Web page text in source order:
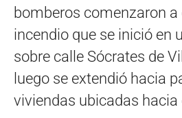
bomberos comenzaron
incendio que se inició en
sobre calle Sócrates de
luego se extendió hacia
viviendas ubicadas